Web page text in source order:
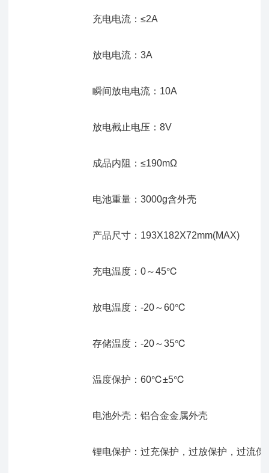
充电电流：≤2A
放电电流：3A
瞬间放电电流：10A
放电截止电压：8V
成品内阻：≤190mΩ
电池重量：3000g含外壳
产品尺寸：193X182X72mm(MAX)
充电温度：0～45℃
放电温度：-20～60℃
存储温度：-20～35℃
温度保护：60℃±5℃
电池外壳：铝合金金属外壳
锂电保护：过充保护，过放保护，过流保护，短